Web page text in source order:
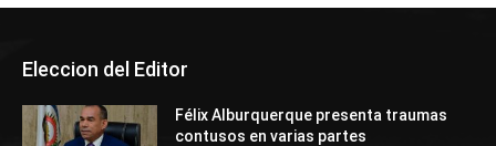
Eleccion del Editor
Félix Alburquerque presenta traumas
contusos en varias partes